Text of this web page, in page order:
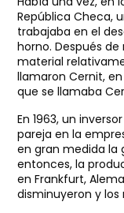
República Checa,
trabajaba en el
horno. Después
material
llamaron Cernit,
que se llamaba
En 1963, un
pareja en la
en gran medida la
entonces, la
en Frankfurt,
disminuyeron y